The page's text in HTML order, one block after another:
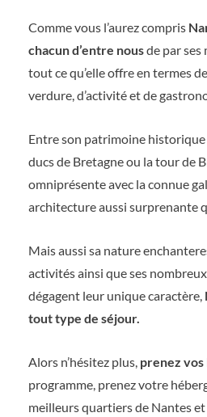
Comme vous l’aurez compris
chacun d’entre nousde par
tout ce qu’elle offre en termes
verdure, d’activité et de
Entre son patrimoine historique
ducs de Bretagne ou la tour de
omniprésente avec la connue
architecture aussi surprenante
Mais aussi sa nature
activités ainsi que ses
dégagent leur unique caractère,
tout type de séjour.
Alors n’hésitez plus, prenez
programme, prenez votre
meilleurs quartiers de Nantes